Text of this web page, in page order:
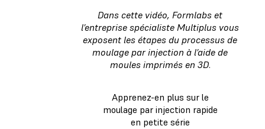
Dans cette vidéo, Formlabs et
l’entreprise spécialiste Multiplus vous
exposent les étapes du processus de
moulage par injection à l’aide de
moules imprimés en 3D.
Apprenez-en plus sur le
moulage par injection rapide
en petite série